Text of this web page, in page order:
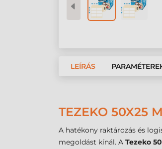
LEÍRÁS
TEZEKO 50X25
A hatékony raktározás és
megoldást kínál. A Tezeko